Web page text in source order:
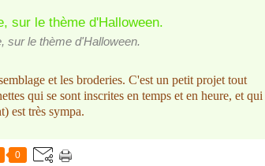
sur le thème d'Halloween.
et les broderies. C'est un petit projet tout
qui se sont inscrites en temps et en heure, et qui
est très sympa.
0